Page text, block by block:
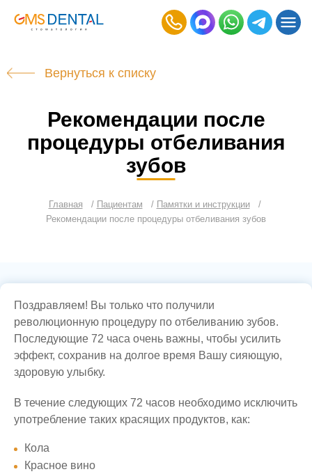
Вернуться к списку
Рекомендации после
процедуры отбеливания
зубов
Главная Пациентам
Памятки и инструкции
Рекомендации после процедуры отбеливания зубов
Поздравляем! Вы только что получили
революционную процедуру по отбеливанию зубов.
Последующие 72 часа очень важны, чтобы усилить
эффект, сохранив на долгое время Вашу сияющую,
здоровую улыбку.
В течение следующих 72 часов необходимо исключить
употребление таких красящих продуктов, как:
Кола
Красное вино